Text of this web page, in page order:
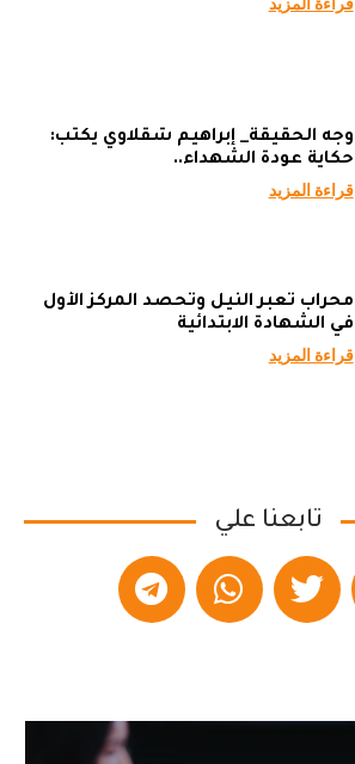
وجه الحقيقة_ إبراهيم شقلاوي يكتب:
حكاية عودة الشهداء..
قراءة المزيد
محراب تعبر النيل وتحصد المركز الأول
في الشهادة الابتدائية
قراءة المزيد
تابعنا علي